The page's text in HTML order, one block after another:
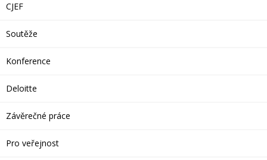
CJEF
Soutěže
Konference
Deloitte
Závěrečné práce
Pro veřejnost